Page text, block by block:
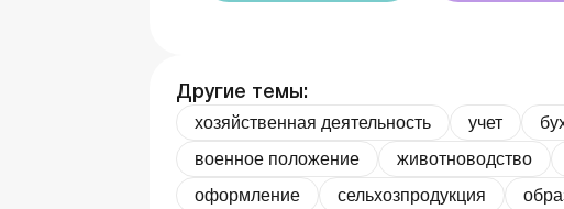
Другие темы:
хозяйственная деятельность учет
военное положение
животноводство
оформление
сельхозпродукция